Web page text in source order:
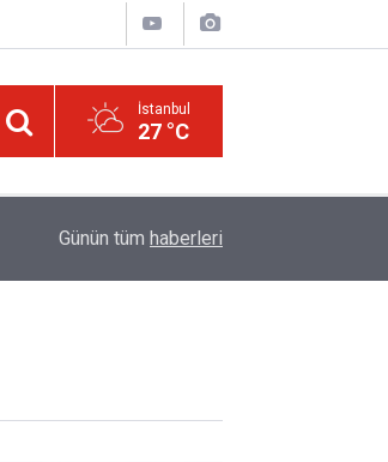
İstanbul
27 °C
kullarından eyle
Günün tüm haberleri